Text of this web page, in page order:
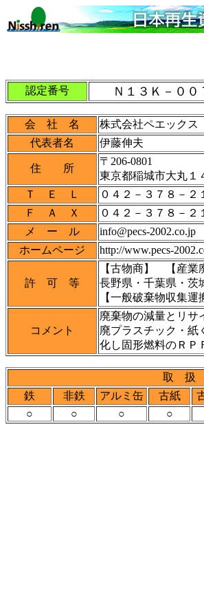
認定番号 Ｎ１３Ｋ－００
会 社 名
株式会社ペエックス
代表者名
伊藤伸夫
住 所
〒206-0801
東京都稲城市大丸１
Ｔ Ｅ Ｌ
０４２－３７８－２
Ｆ Ａ Ｘ
０４２－３７８－２
メ ー ル
info@pecs-2002.co.jp
ホームページ
http://www.pecs-
許 可 等
【古物商】 【産業
長野県・千葉県・
【一般破棄物収集
コメント
廃棄物の減量とリサ
廃プラスチック・紙
化し固形燃料のＲＰ
取 扱
鉄
非鉄 アルミ缶 古紙
○
○ ○ ○